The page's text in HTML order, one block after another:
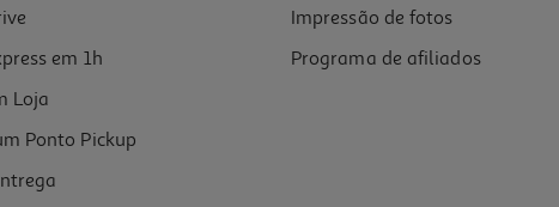
em 1h
Loja
Ponto Pickup
Impressão de fotos
Programa de afiliados